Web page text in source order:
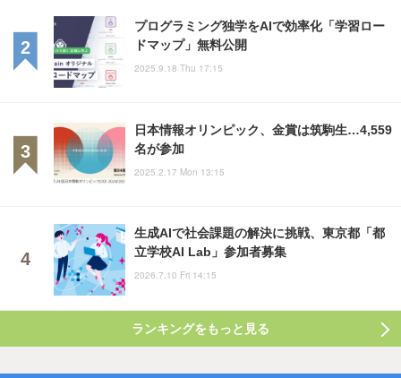
プログラミング独学をAIで効率化「学習ロー
ドマップ」無料公開
2025.9.18 Thu 17:15
日本情報オリンピック、金賞は筑駒生…4,559
名が参加
2025.2.17 Mon 13:15
生成AIで社会課題の解決に挑戦、東京都「都
立学校AI Lab」参加者募集
2026.7.10 Fri 14:15
ランキングをもっと見る